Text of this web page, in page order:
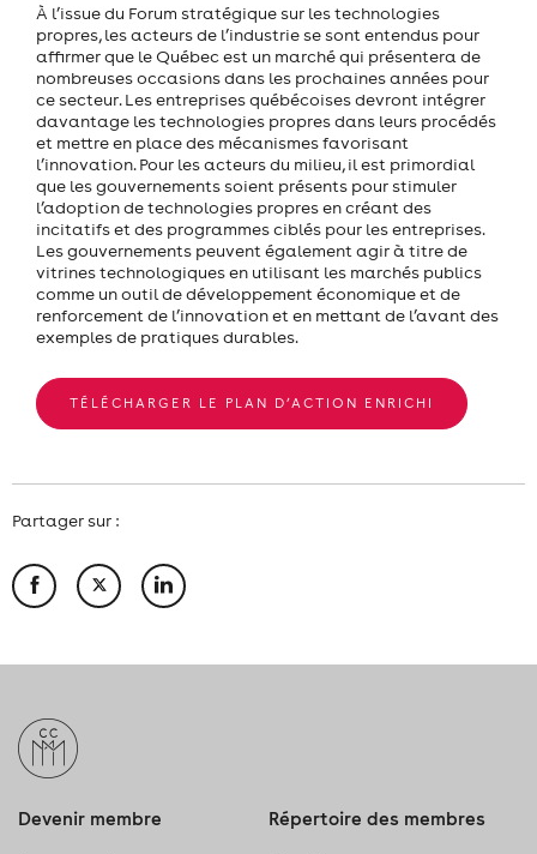
À l’issue du Forum stratégique sur les technologies
propres, les acteurs de l’industrie se sont entendus pour
affirmer que le Québec est un marché qui présentera de
nombreuses occasions dans les prochaines années pour
ce secteur. Les entreprises québécoises devront intégrer
davantage les technologies propres dans leurs procédés
et mettre en place des mécanismes favorisant
l’innovation. Pour les acteurs du milieu, il est primordial
que les gouvernements soient présents pour stimuler
l’adoption de technologies propres en créant des
incitatifs et des programmes ciblés pour les entreprises.
Les gouvernements peuvent également agir à titre de
vitrines technologiques en utilisant les marchés publics
comme un outil de développement économique et de
renforcement de l’innovation et en mettant de l’avant des
exemples de pratiques durables.
TÉLÉCHARGER LE PLAN D’ACTION ENRICHI
Partager sur :
Devenir membre Répertoire des membres